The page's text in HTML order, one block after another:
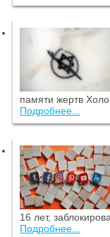
памяти жертв
Подробнее...
16 лет,
Подробнее...